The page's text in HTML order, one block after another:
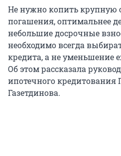
Не нужно копить крупную
погашения, оптимальнее
небольшие досрочные
необходимо всегда
кредита, а не уменьшение
Об этом рассказала
ипотечного кредитования
Газетдинова.